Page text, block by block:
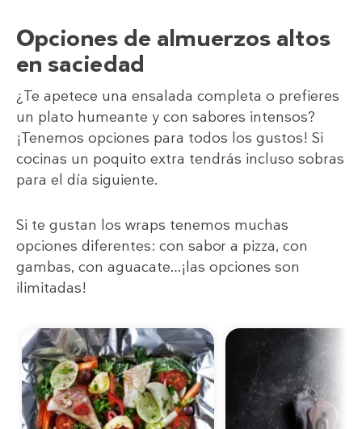
Opciones de almuerzos altos
en saciedad
¿Te apetece una ensalada completa o prefieres
un plato humeante y con sabores intensos?
¡Tenemos opciones para todos los gustos! Si
cocinas un poquito extra tendrás incluso sobras
para el día siguiente.
Si te gustan los wraps tenemos muchas
opciones diferentes: con sabor a pizza, con
gambas, con aguacate…¡las opciones son
ilimitadas!